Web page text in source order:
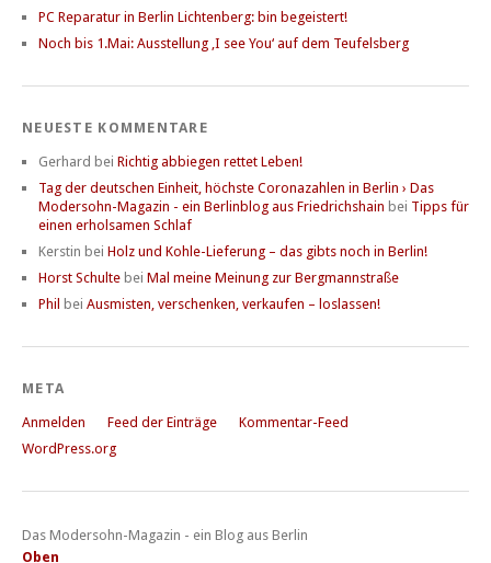
PC Reparatur in Berlin Lichtenberg: bin begeistert!
Noch bis 1.Mai: Ausstellung ‚I see You‘ auf dem Teufelsberg
NEUESTE KOMMENTARE
Gerhard bei Richtig abbiegen rettet Leben!
Tag der deutschen Einheit, höchste Coronazahlen in Berlin › Das
Modersohn-Magazin - ein Berlinblog aus Friedrichshain bei Tipps für
einen erholsamen Schlaf
Kerstin bei Holz und Kohle-Lieferung – das gibts noch in Berlin!
Horst Schulte bei Mal meine Meinung zur Bergmannstraße
Phil bei Ausmisten, verschenken, verkaufen – loslassen!
META
Anmelden Feed der Einträge
Kommentar-Feed
WordPress.org
Das Modersohn-Magazin - ein Blog aus Berlin
Oben